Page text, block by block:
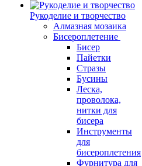
Рукоделие и творчество
Алмазная мозаика
Бисероплетение
Бисер
Пайетки
Стразы
Бусины
Леска,
проволока,
нитки для
бисера
Инструменты
для
бисероплетения
Фурнитура для